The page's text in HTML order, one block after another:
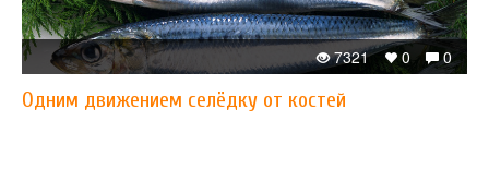
0
0
7321
Одним движением селёдку от костей